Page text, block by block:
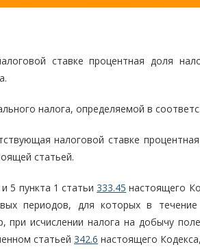
ставке процентная доля
налога, определяемой в
налоговой ставке
статьей.
5 пункта 1 статьи333.45 настоящего
периодов, для которых в
исчислении налога на добычу
статьей 342.6 настоящего